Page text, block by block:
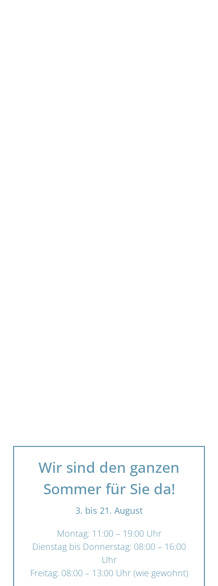
Wir sind den ganzen
Sommer für Sie da!
3. bis 21. August
Montag: 11:00 – 19:00 Uhr
Dienstag bis Donnerstag: 08:00 – 16:00
Uhr
Freitag: 08:00 – 13:00 Uhr (wie gewohnt)